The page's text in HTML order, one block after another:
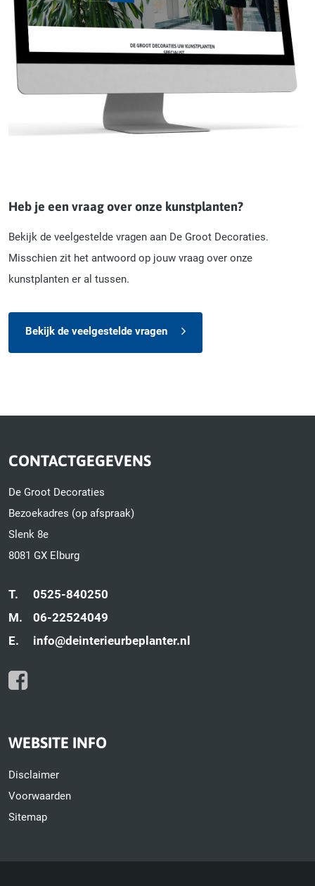
Heb je een vraag over onze kunstplanten?
Bekijk de veelgestelde vragen aan De Groot Decoraties.
Misschien zit het antwoord op jouw vraag over onze
kunstplanten er al tussen.
Bekijk de veelgestelde vragen
CONTACTGEGEVENS
De Groot Decoraties
Bezoekadres (op afspraak)
Slenk 8e
8081 GX Elburg
T.
0525-840250
M.
06-22524049
E.
info@deinterieurbeplanter.nl
WEBSITE INFO
Disclaimer
Voorwaarden
Sitemap